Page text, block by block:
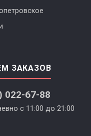
ЗАКАЗОВ
022-67-88
с 11:00 до 21:00